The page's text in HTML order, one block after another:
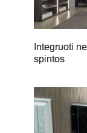
Integruoti
spintos